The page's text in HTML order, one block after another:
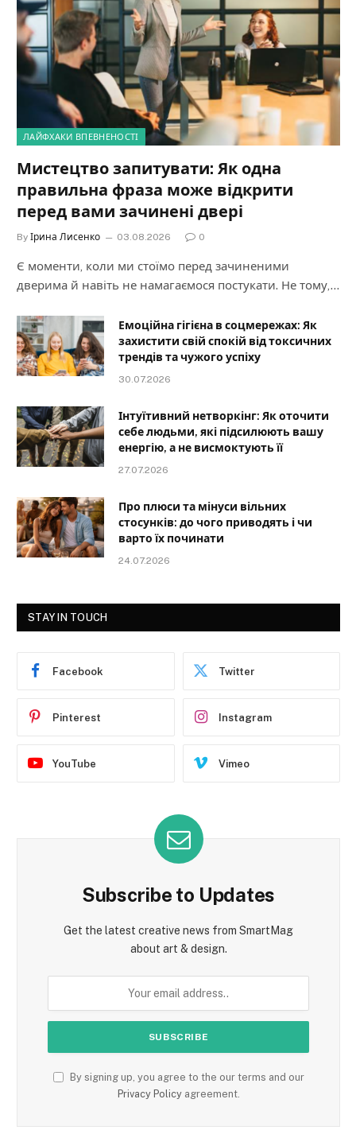
ЛАЙФХАКИ ВПЕВНЕНОСТІ
Мистецтво запитувати: Як одна
правильна фраза може відкрити
перед вами зачинені двері
By Ірина Лисенко 03.08.2026 0
Є моменти, коли ми стоїмо перед зачиненими
дверима й навіть не намагаємося постукати. Не тому,…
Емоційна гігієна в соцмережах: Як
захистити свій спокій від токсичних
трендів та чужого успіху
30.07.2026
Інтуїтивний нетворкінг: Як оточити
себе людьми, які підсилюють вашу
енергію, а не висмоктують її
27.07.2026
Про плюси та мінуси вільних
стосунків: до чого приводять і чи
варто їх починати
24.07.2026
STAY IN TOUCH
Facebook Twitter
Pinterest Instagram
YouTube Vimeo
Subscribe to Updates
Get the latest creative news from SmartMag
about art & design.
By signing up, you agree to the our terms and our
Privacy Policyagreement.